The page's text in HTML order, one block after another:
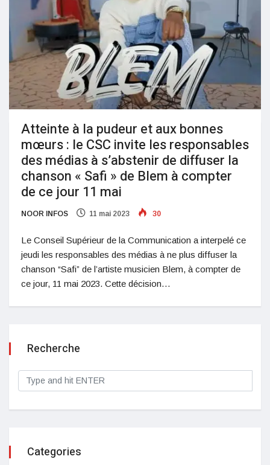
Atteinte à la pudeur et aux bonnes
mœurs : le CSC invite les responsables
des médias à s’abstenir de diffuser la
chanson « Safi » de Blem à compter
de ce jour 11 mai
NOOR INFOS 11 mai 2023 30
Le Conseil Supérieur de la Communication a interpelé ce
jeudi les responsables des médias à ne plus diffuser la
chanson “Safi” de l’artiste musicien Blem, à compter de
ce jour, 11 mai 2023. Cette décision…
Recherche
Categories